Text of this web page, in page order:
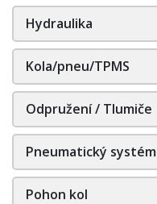
Hydraulika
Kola/pneu/TPMS
Odpružení / Tlumiče
Pneumatický systém
Pohon kol